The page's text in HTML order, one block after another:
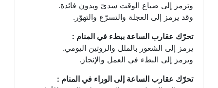
وترمز إلى ضياع الوقت سدىً وبدون فائدة.
وقد يرمز إلى العجلة والتسرّع والتهوّر.
تحرّك عقارب الساعة ببطء في المنام :
يرمز إلى الشعور بالملل والروتين اليومي.
ويرمز إلى البطء في العمل والإنجاز.
تحرّك عقارب الساعة إلى الوراء في المنام :